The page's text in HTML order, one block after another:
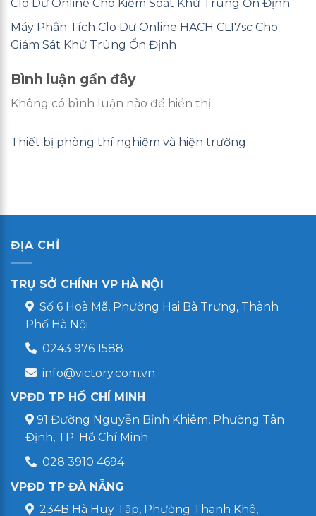
Clo Dư Online Cho Kiểm Soát Khử Trùng Ổn Định
Máy Phân Tích Clo Dư Online HACH CL17sc Cho
Giám Sát Khử Trùng Ổn Định
Bình luận gần đây
Không có bình luận nào để hiển thị.
Thiết bị phòng thí nghiệm và hiện trường
ĐỊA CHỈ
TRỤ SỞ CHÍNH VP HÀ NỘI
Số 6 Hoà Mã, Phường Hai Bà Trưng, Thành
Phố Hà Nội
0243 976 1588
info@victory.com.vn
VPĐD TP HỒ CHÍ MINH
91 Đường Nguyễn Bỉnh Khiêm, Phường Tân
Định, TP. Hồ Chí Minh
028 3910 4694
VPĐD TP ĐÀ NẴNG
234B Hà Huy Tập, Phường Thanh Khê,